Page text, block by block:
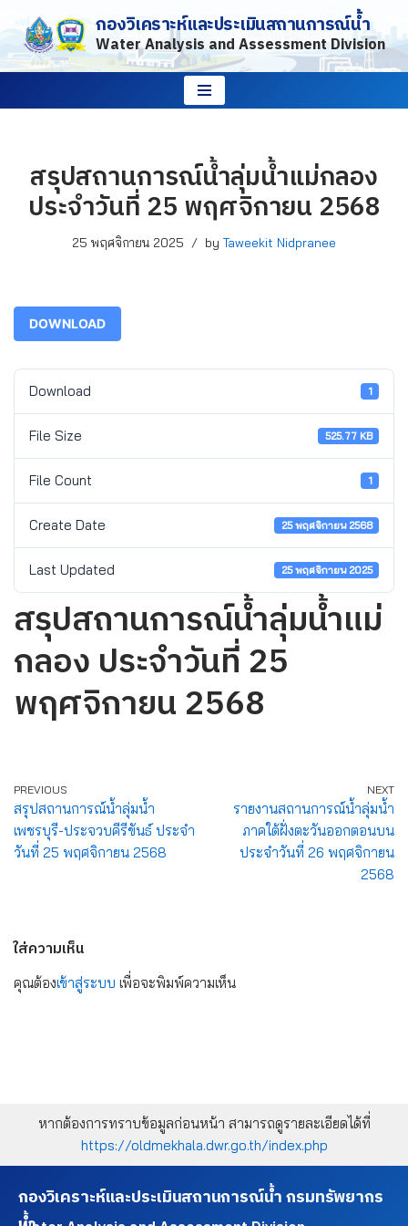
Skip
to
กองวิเคราะห์และประเมินสถานการณ์น้ำ
Water Analysis and Assessment Division
สรุปสถานการณ์น้ำลุ่มน้ำแม่กลอง
ประจำวันที่ 25 พฤศจิกายน 2568
25 พฤศจิกายน 2025 by Taweekit Nidpranee
DOWNLOAD
Download 1
File Size 525.77 KB
File Count 1
Create Date 25 พฤศจิกายน 2568
Last Updated 25 พฤศจิกายน 2025
สรุปสถานการณ์น้ำลุ่มน้ำแม่
กลอง ประจำวันที่ 25
พฤศจิกายน 2568
PREVIOUS
สรุปสถานการณ์น้ำลุ่มน้ำ
เพชรบุรี-ประจวบคีรีขันธ์ ประจำ
วันที่ 25 พฤศจิกายน 2568
NEXT
รายงานสถานการณ์น้ำลุ่มน้ำ
ภาคใต้ฝั่งตะวันออกตอนบน
ประจำวันที่ 26 พฤศจิกายน
2568
ใส่ความเห็น
คุณต้องเข้าสู่ระบบ เพื่อจะพิมพ์ความเห็น
หากต้องการทราบข้อมูลก่อนหน้า สามารถดูรายละเอียดได้ที่
https://oldmekhala.dwr.go.th/index.php
กองวิเคราะห์และประเมินสถานการณ์น้ำ กรมทรัพยากร